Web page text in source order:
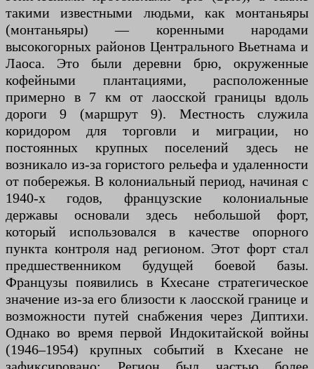
такими известными людьми, как монтаньяры
(монтаньяры) — коренными народами
высокогорных районов Центрального Вьетнама и
Лаоса. Это были деревни брю, окруженные
кофейными плантациями, расположенные
примерно в 7 км от лаосской границы вдоль
дороги 9 (маршрут 9). Местность служила
коридором для торговли и миграции, но
постоянных крупных поселений здесь не
возникало из-за гористого рельефа и удаленности
от побережья. В колониальный период, начиная с
1940-х годов, французские колониальные
державы основали здесь небольшой форт,
который использовался в качестве опорного
пункта контроля над регионом. Этот форт стал
предшественником будущей боевой базы.
Французы появились в Кхесане стратегическое
значение из-за его близости к лаосской границе и
возможности путей снабжения через Диптихи.
Однако во время первой Индокитайской войны
(1946–1954) крупных событий в Кхесане не